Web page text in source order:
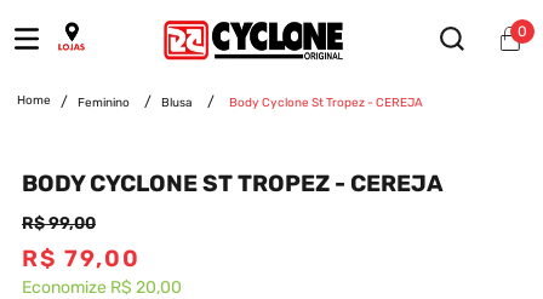
0
Feminino Blusa Body Cyclone St Tropez - CEREJA
BODY CYCLONE ST TROPEZ - CEREJA
R$99,00
R$ 79,00
Economize R$ 20,00